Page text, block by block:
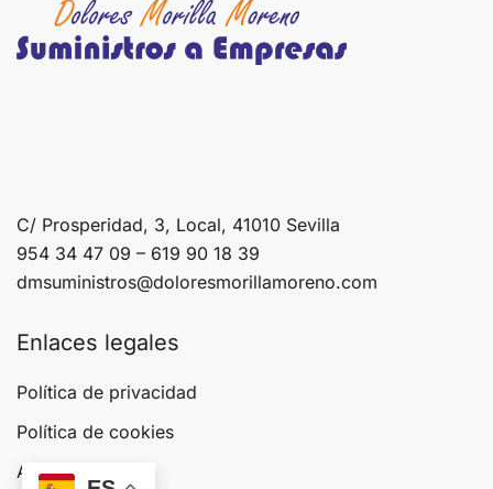
C/ Prosperidad, 3, Local, 41010 Sevilla
954 34 47 09 – 619 90 18 39
dmsuministros@doloresmorillamoreno.com
Enlaces legales
Política de privacidad
Política de cookies
Aviso legal